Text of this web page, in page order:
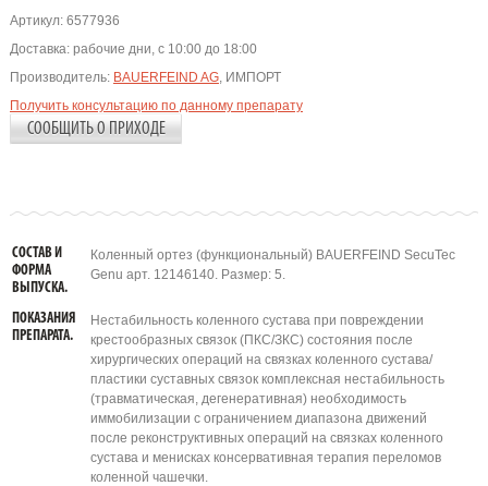
Артикул:6577936
Доставка: рабочие дни, с 10:00 до 18:00
Производитель: BAUERFEIND AG, ИМПОРТ
Получить консультацию по данному препарату
СООБЩИТЬ О ПРИХОДЕ
СОСТАВ И
ФОРМА
ВЫПУСКА.
Коленный ортез (функциональный) BAUERFEIND SecuTec
Genu арт. 12146140. Размер: 5.
ПОКАЗАНИЯ
ПРЕПАРАТА.
Нестабильность коленного сустава при повреждении
крестообразных связок (ПКС/ЗКС) состояния после
хирургических операций на связках коленного сустава/
пластики суставных связок комплексная нестабильность
(травматическая, дегенеративная) необходимость
иммобилизации с ограничением диапазона движений
после реконструктивных операций на связках коленного
сустава и менисках консервативная терапия переломов
коленной чашечки.